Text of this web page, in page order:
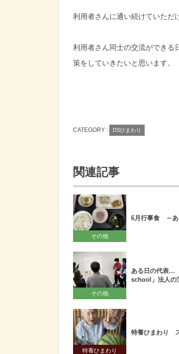
利用者さんに通い続けていただ
利用者さん同士の交流ができる
策をしていきたいと思います。
CATEGORY : DSひまわり
関連記事
その他
6月行事食 ～あ
その他
ある日の代表
school」法人
特養ひまわり
特養ひまわり